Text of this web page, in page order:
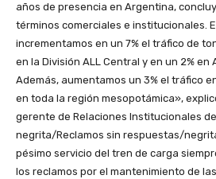
años de presencia en Argentina,
términos comerciales e institucionales.
incrementamos en un 7% el tráfico de
en la División ALL Central y en un 2% en
Además, aumentamos un 3% el tráfico
en toda la región mesopotámica»,
gerente de Relaciones Institucionales
negrita/Reclamos sin respuestas/
pésimo servicio del tren de carga
los reclamos por el mantenimiento de